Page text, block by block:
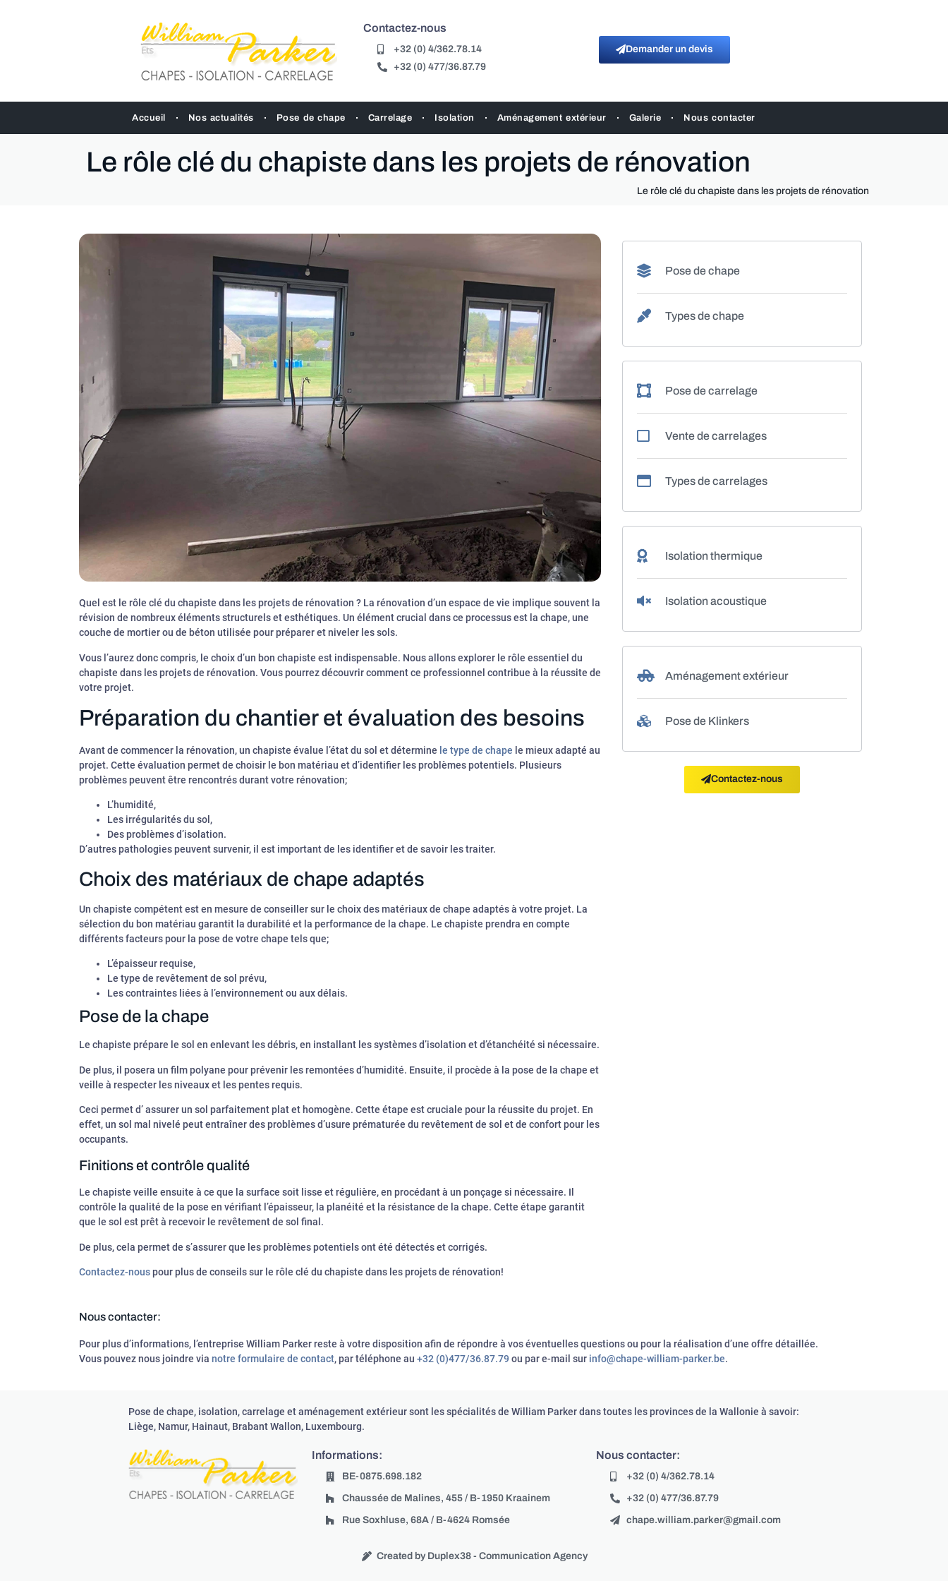
Contactez-nous
+32 (0) 4/362.78.14
+32 (0) 477/36.87.79
Demander un devis
Accueil Nos actualités Pose de chape Carrelage Isolation Aménagement extérieur Galerie Nous contacter
Le rôle clé du chapiste dans les projets de rénovation
Le rôle clé du chapiste dans les projets de rénovation
Quel est le rôle clé du chapiste dans les projets de rénovation ? La rénovation d’un espace de vie implique souvent la
révision de nombreux éléments structurels et esthétiques. Un élément crucial dans ce processus est la chape, une
couche de mortier ou de béton utilisée pour préparer et niveler les sols.
Vous l’aurez donc compris, le choix d’un bon chapiste est indispensable. Nous allons explorer le rôle essentiel du
chapiste dans les projets de rénovation. Vous pourrez découvrir comment ce professionnel contribue à la réussite de
votre projet.
Préparation du chantier et évaluation des besoins
Avant de commencer la rénovation, un chapiste évalue l’état du sol et détermine le type de chape le mieux adapté au
projet. Cette évaluation permet de choisir le bon matériau et d’identifier les problèmes potentiels. Plusieurs
problèmes peuvent être rencontrés durant votre rénovation;
L’humidité,
Les irrégularités du sol,
Des problèmes d’isolation.
D’autres pathologies peuvent survenir, il est important de les identifier et de savoir les traiter.
Choix des matériaux de chape adaptés
Un chapiste compétent est en mesure de conseiller sur le choix des matériaux de chape adaptés à votre projet. La
sélection du bon matériau garantit la durabilité et la performance de la chape. Le chapiste prendra en compte
différents facteurs pour la pose de votre chape tels que;
L’épaisseur requise,
Le type de revêtement de sol prévu,
Les contraintes liées à l’environnement ou aux délais.
Pose de la chape
Le chapiste prépare le sol en enlevant les débris, en installant les systèmes d’isolation et d’étanchéité si nécessaire.
De plus, il posera un film polyane pour prévenir les remontées d’humidité. Ensuite, il procède à la pose de la chape et
veille à respecter les niveaux et les pentes requis.
Ceci permet d’ assurer un sol parfaitement plat et homogène. Cette étape est cruciale pour la réussite du projet. En
effet, un sol mal nivelé peut entraîner des problèmes d’usure prématurée du revêtement de sol et de confort pour les
occupants.
Finitions et contrôle qualité
Le chapiste veille ensuite à ce que la surface soit lisse et régulière, en procédant à un ponçage si nécessaire. Il
contrôle la qualité de la pose en vérifiant l’épaisseur, la planéité et la résistance de la chape. Cette étape garantit
que le sol est prêt à recevoir le revêtement de sol final.
De plus, cela permet de s’assurer que les problèmes potentiels ont été détectés et corrigés.
Contactez-nouspour plus de conseils sur le rôle clé du chapiste dans les projets de rénovation!
Pose de chape
Types de chape
Pose de carrelage
Vente de carrelages
Types de carrelages
Isolation thermique
Isolation acoustique
Aménagement extérieur
Pose de Klinkers
Contactez-nous
Nous contacter:
Pour plus d’informations, l’entreprise William Parker reste à votre disposition afin de répondre à vos éventuelles questions ou pour la réalisation d’une offre détaillée.
Vous pouvez nous joindre via notre formulaire de contact, par téléphone au +32 (0)477/36.87.79 ou par e-mail sur info@chape-william-parker.be.
Pose de chape, isolation, carrelage et aménagement extérieur sont les spécialités de William Parker dans toutes les provinces de la Wallonie à savoir:
Liège, Namur, Hainaut, Brabant Wallon, Luxembourg.
Informations:
BE-0875.698.182
Chaussée de Malines, 455 / B-1950 Kraainem
Rue Soxhluse, 68A / B-4624 Romsée
Nous contacter:
+32 (0) 4/362.78.14
+32 (0) 477/36.87.79
chape.william.parker@gmail.com
Created by Duplex38 - Communication Agency